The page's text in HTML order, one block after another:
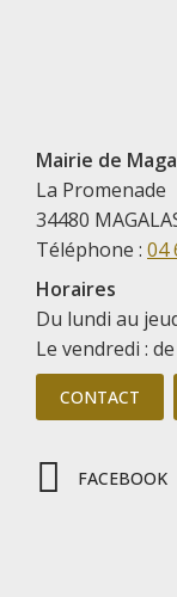
Mairie de
La Promenade
34480
Téléphone : 04
Horaires
Du lundi au
Le vendredi :
CONTACT
FACEBOOK